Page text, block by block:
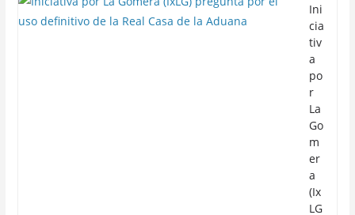
Ini
cia
tiv
a
po
r
La
Go
m
er
a
(Ix
LG